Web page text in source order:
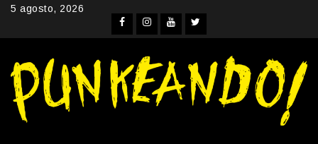
Skip5 agosto, 2026
Facebook
Instagram
YouTube
Twitter